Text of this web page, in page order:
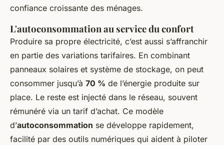
confiance croissante des ménages.
L'autoconsommation au service du confort
Produire sa propre électricité, c’est aussi s’affranchir
en partie des variations tarifaires. En combinant
panneaux solaires et système de stockage, on peut
consommer jusqu’à 70 % de l’énergie produite sur
place. Le reste est injecté dans le réseau, souvent
rémunéré via un tarif d’achat. Ce modèle
d’autoconsommation se développe rapidement,
facilité par des outils numériques qui aident à piloter